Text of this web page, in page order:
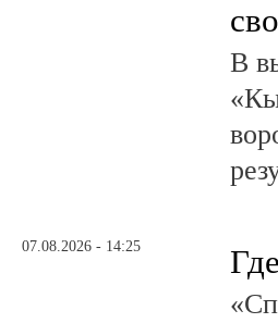
В
07.08.2026 - 14:25